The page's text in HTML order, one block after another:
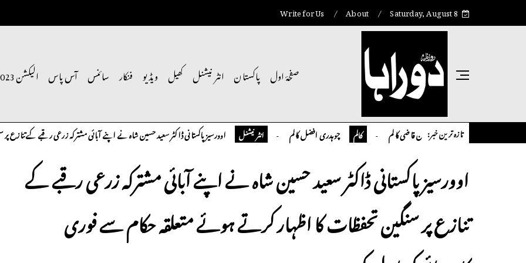
Saturday, August 8
About
Write for Us
صفحۂ اول پاکستان انٹر نیشنل کھیل ویڈیو فنکار سائنس آس پاس الیکشن 2023
تازہ ترین خبر:
تمیور سلمان قاضی کالم کالم چوہدری افضل کالم انٹر نیشنل اوورسیز پاکستانی ڈاکٹر سعید حسین شاہ نے اپنے آبائی مشترکہ زرعی رقبے کے تنازع پر
اوورسیز پاکستانی ڈاکٹر سعید حسین شاہ نے اپنے آبائی مشترکہ زرعی رقبے کے
تنازع پر سنگین تحفظات کا اظہار کرتے ہوئے متعلقہ حکام سے فوری